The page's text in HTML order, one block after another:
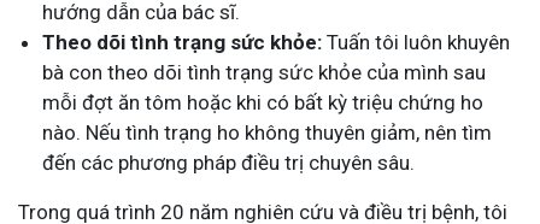
hướng dẫn của bác sĩ.
Theo dõi tình trạng sức khỏe: Tuấn tôi luôn khuyên
bà con theo dõi tình trạng sức khỏe của mình sau
mỗi đợt ăn tôm hoặc khi có bất kỳ triệu chứng ho
nào. Nếu tình trạng ho không thuyên giảm, nên tìm
đến các phương pháp điều trị chuyên sâu.
Trong quá trình 20 năm nghiên cứu và điều trị bệnh, tôi